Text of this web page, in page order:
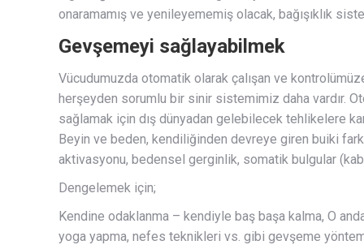
onaramamış ve yenileyememiş olacak, bağışıklık
Gevşemeyi sağlayabilmek
Vücudumuzda otomatik olarak çalışan ve
herşeyden sorumlu bir sinir sistemimiz daha vardır.
sağlamak için dış dünyadan gelebilecek tehlikelere
Beyin ve beden, kendiliğinden devreye giren buiki
aktivasyonu, bedensel gerginlik, somatik bulgular
Dengelemek için;
Kendine odaklanma – kendiyle baş başa kalma, O
yoga yapma, nefes teknikleri vs. gibi gevşeme